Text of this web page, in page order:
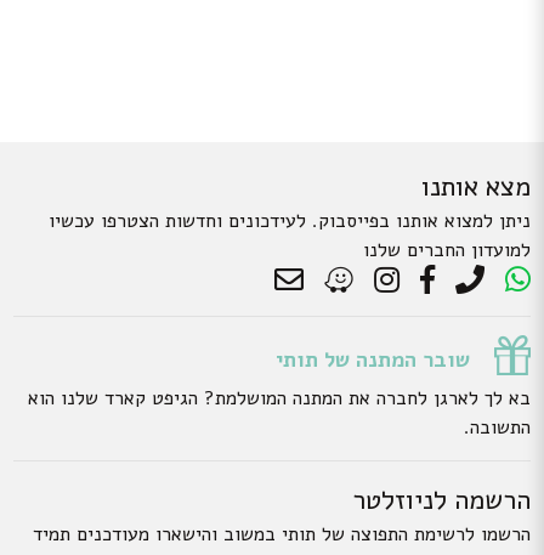
מצא אותנו
ניתן למצוא אותנו בפייסבוק. לעידכונים וחדשות הצטרפו עכשיו
למועדון החברים שלנו
שובר המתנה של תותי
בא לך לארגן לחברה את המתנה המושלמת? הגיפט קארד שלנו הוא
התשובה.
הרשמה לניוזלטר
הרשמו לרשימת התפוצה של תותי במשוב והישארו מעודכנים תמיד